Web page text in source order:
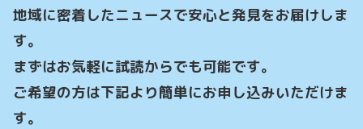
地域に密着したニュースで安心と発見をお届けしま
す。
まずはお気軽に試読からでも可能です。
ご希望の方は下記より簡単にお申し込みいただけま
す。